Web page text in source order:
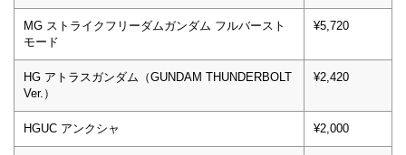
MG ストライクフリーダムガンダム フルバースト
モード
¥5,720
HG アトラスガンダム（GUNDAM THUNDERBOLT
Ver.）
¥2,420
HGUC アンクシャ ¥2,000